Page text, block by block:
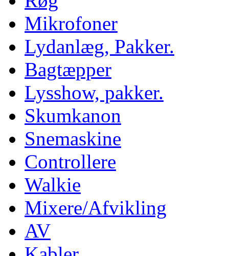
Mikrofoner
Lydanlæg, Pakker.
Bagtæpper
Lysshow, pakker.
Skumkanon
Snemaskine
Controllere
Walkie
Mixere/Afvikling
AV